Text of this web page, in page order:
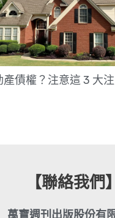
債權？注意這 3 大
【聯絡我們】
萬寶週刊出版股份有